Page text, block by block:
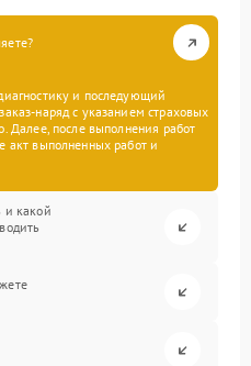
и последующий
наряд с указанием страховых
Далее, после выполнения работ
акт выполненных работ и
и какой